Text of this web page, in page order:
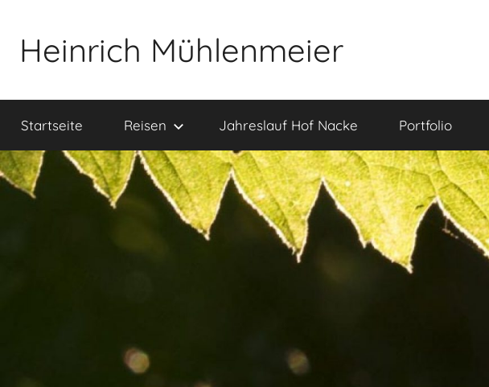
springen
Heinrich Mühlenmeier
zu
Glauben,
Fotografie,
…
Startseite Reisen Jahreslauf Hof Nacke Portfolio